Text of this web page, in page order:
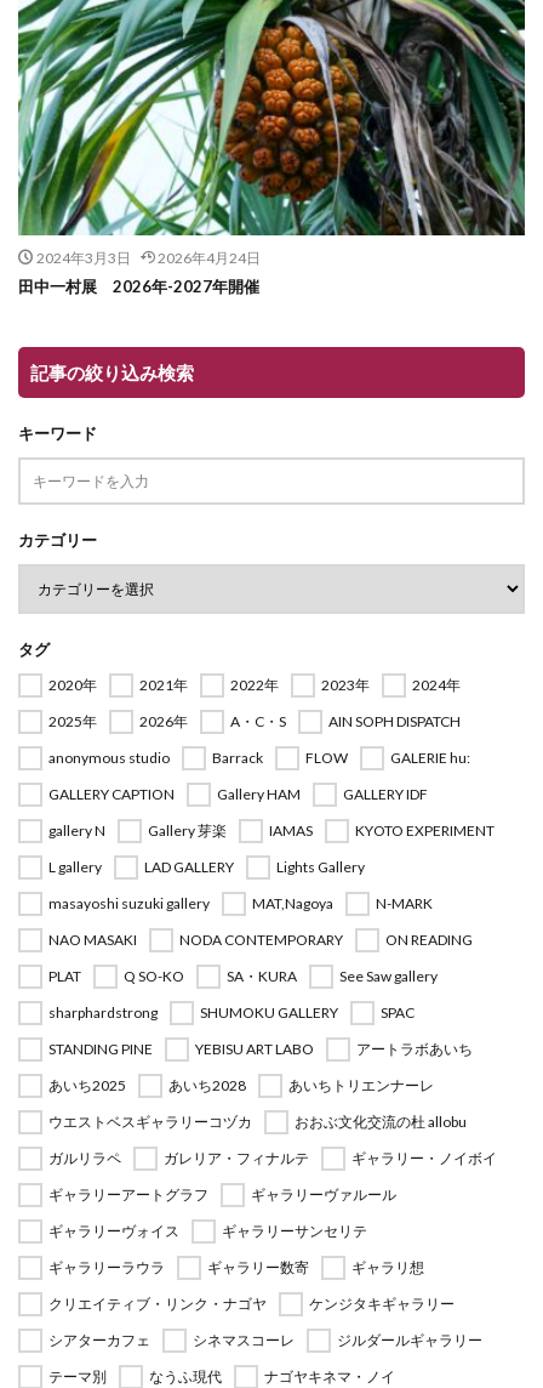
2024年3月3日 2026年4月24日
田中一村展 2026年-2027年開催
記事の絞り込み検索
キーワード
カテゴリー
タグ
2020年 2021年 2022年 2023年
2024年
2025年
2026年 A・C・S
AIN SOPH DISPATCH
anonymous studio
Barrack FLOW
GALERIE hu:
GALLERY CAPTION
Gallery HAM
GALLERY IDF
gallery N
Gallery 芽楽 IAMAS
KYOTO EXPERIMENT
L gallery
LAD GALLERY
Lights Gallery
masayoshi suzuki gallery
MAT,Nagoya
N-MARK
NAO MASAKI
NODA CONTEMPORARY
ON READING
PLAT
Q SO-KO SA・KURA
See Saw gallery
sharphardstrong
SHUMOKU GALLERY
SPAC
STANDING PINE
YEBISU ART LABO
アートラボあいち
あいち2025
あいち2028
あいちトリエンナーレ
ウエストベスギャラリーコヅカ
おおぶ文化交流の杜 allobu
ガルリラペ
ガレリア・フィナルテ
ギャラリー・ノイボイ
ギャラリーアートグラフ
ギャラリーヴァルール
ギャラリーヴォイス
ギャラリーサンセリテ
ギャラリーラウラ
ギャラリー数寄
ギャラリ想
クリエイティブ・リンク・ナゴヤ
ケンジタキギャラリー
シアターカフェ
シネマスコーレ
ジルダールギャラリー
テーマ別
なうふ現代
ナゴヤキネマ・ノイ